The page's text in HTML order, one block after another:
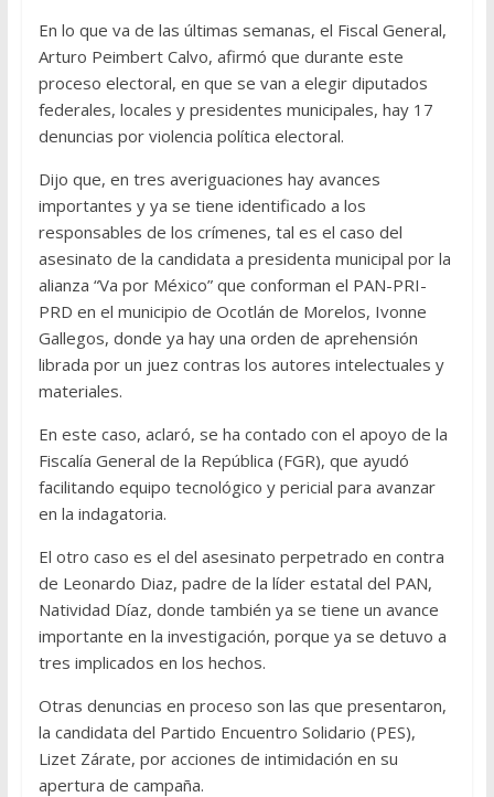
En lo que va de las últimas semanas, el Fiscal General,
Arturo Peimbert Calvo, afirmó que durante este
proceso electoral, en que se van a elegir diputados
federales, locales y presidentes municipales, hay 17
denuncias por violencia política electoral.
Dijo que, en tres averiguaciones hay avances
importantes y ya se tiene identificado a los
responsables de los crímenes, tal es el caso del
asesinato de la candidata a presidenta municipal por la
alianza “Va por México” que conforman el PAN-PRI-
PRD en el municipio de Ocotlán de Morelos, Ivonne
Gallegos, donde ya hay una orden de aprehensión
librada por un juez contras los autores intelectuales y
materiales.
En este caso, aclaró, se ha contado con el apoyo de la
Fiscalía General de la República (FGR), que ayudó
facilitando equipo tecnológico y pericial para avanzar
en la indagatoria.
El otro caso es el del asesinato perpetrado en contra
de Leonardo Diaz, padre de la líder estatal del PAN,
Natividad Díaz, donde también ya se tiene un avance
importante en la investigación, porque ya se detuvo a
tres implicados en los hechos.
Otras denuncias en proceso son las que presentaron,
la candidata del Partido Encuentro Solidario (PES),
Lizet Zárate, por acciones de intimidación en su
apertura de campaña.